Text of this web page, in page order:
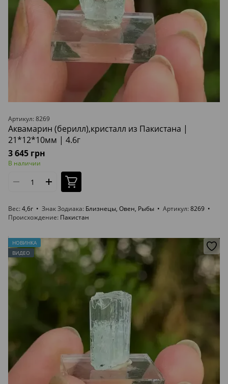
Артикул: 8269
Аквамарин (берилл),кристалл из Пакистана |
21*12*10мм | 4.6г
3 645 грн
В наличии
Вес 4,6г Знак Зодиака Близнецы, Овен, Рыбы Артикул 8269
Происхождение Пакистан
НОВИНКА
ВИДЕО